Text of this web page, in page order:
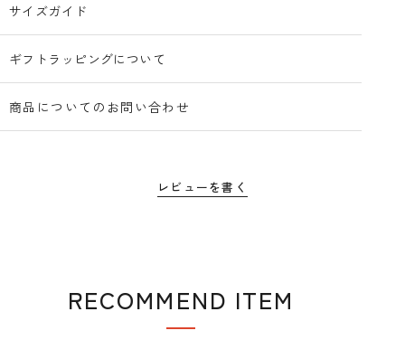
サイズガイド
ギフトラッピングについて
商品についてのお問い合わせ
レビューを書く
RECOMMEND ITEM